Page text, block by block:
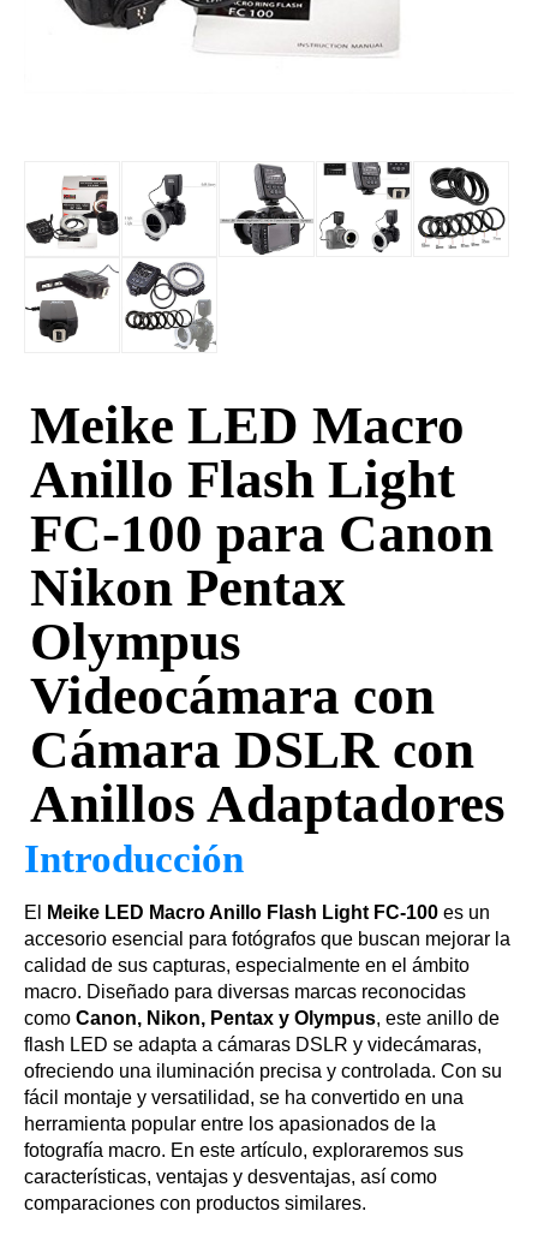
Meike LED Macro
Anillo Flash Light
FC-100 para Canon
Nikon Pentax
Olympus
Videocámara con
Cámara DSLR con
Anillos Adaptadores
Introducción
El Meike LED Macro Anillo Flash Light FC-100 es un
accesorio esencial para fotógrafos que buscan mejorar la
calidad de sus capturas, especialmente en el ámbito
macro. Diseñado para diversas marcas reconocidas
como Canon, Nikon, Pentax y Olympus, este anillo de
flash LED se adapta a cámaras DSLR y videcámaras,
ofreciendo una iluminación precisa y controlada. Con su
fácil montaje y versatilidad, se ha convertido en una
herramienta popular entre los apasionados de la
fotografía macro. En este artículo, exploraremos sus
características, ventajas y desventajas, así como
comparaciones con productos similares.